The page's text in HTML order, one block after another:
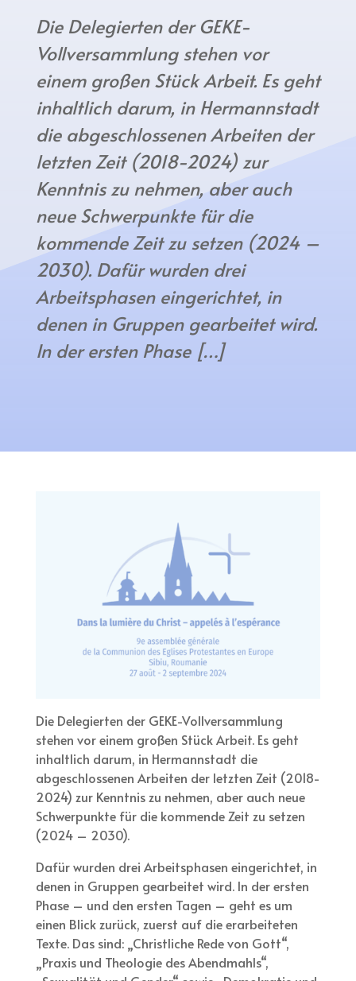
Die Delegierten der GEKE-
Vollversammlung stehen vor
einem großen Stück Arbeit. Es geht
inhaltlich darum, in Hermannstadt
die abgeschlossenen Arbeiten der
letzten Zeit (2018-2024) zur
Kenntnis zu nehmen, aber auch
neue Schwerpunkte für die
kommende Zeit zu setzen (2024 –
2030). Dafür wurden drei
Arbeitsphasen eingerichtet, in
denen in Gruppen gearbeitet wird.
In der ersten Phase […]
Die Delegierten der GEKE-Vollversammlung
stehen vor einem großen Stück Arbeit. Es geht
inhaltlich darum, in Hermannstadt die
abgeschlossenen Arbeiten der letzten Zeit (2018-
2024) zur Kenntnis zu nehmen, aber auch neue
Schwerpunkte für die kommende Zeit zu setzen
(2024 – 2030).
Dafür wurden drei Arbeitsphasen eingerichtet, in
denen in Gruppen gearbeitet wird. In der ersten
Phase – und den ersten Tagen – geht es um
einen Blick zurück, zuerst auf die erarbeiteten
Texte. Das sind: „Christliche Rede von Gott“,
„Praxis und Theologie des Abendmahls“,